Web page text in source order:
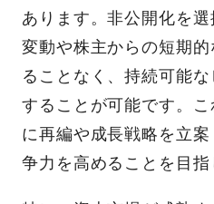
あります。非公開化を
変動や株主からの短期
ることなく、持続可能
することが可能です。
に再編や成長戦略を立
争力を高めることを目指